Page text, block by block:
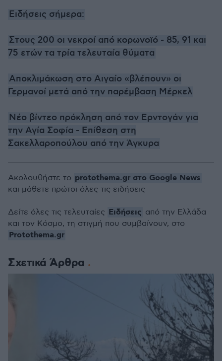
Ειδήσεις σήμερα:
Στους 200 οι νεκροί από κορωνοϊό - 85, 91 και
75 ετών τα τρία τελευταία θύματα
Αποκλιμάκωση στο Αιγαίο «βλέπουν» οι
Γερμανοί μετά από την παρέμβαση Μέρκελ
Νέο βίντεο πρόκληση από τον Ερντογάν για
την Αγία Σοφία - Επίθεση στη
Σακελλαροπούλου από την Άγκυρα
Σχετικά Άρθρα
Ακολουθήστε το protothema.gr στο Google News
και μάθετε πρώτοι όλες τις ειδήσεις
Δείτε όλες τις τελευταίες Ειδήσεις από την Ελλάδα
και τον Κόσμο, τη στιγμή που συμβαίνουν, στο
Protothema.gr